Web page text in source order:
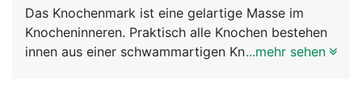
News
Das Knochenmark ist eine gelartige Masse im
Knocheninneren. Praktisch alle Knochen bestehen
innen aus einer schwammartigen Knochenstruktur,
...mehr sehen